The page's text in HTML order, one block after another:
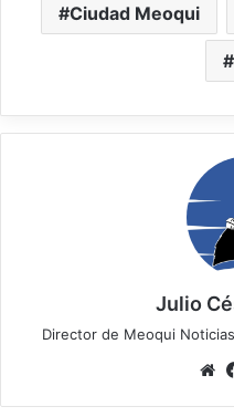
Ciudad Meoqui
Julio
Director de Meoqui